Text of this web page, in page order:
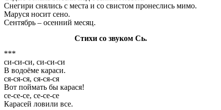
Снегири снялись с места и со свистом пронеслись мимо.
Маруся носит сено.
Сентябрь – осенний месяц.
Стихи со звуком Сь.
***
си-си-си, си-си-си
В водоёме караси.
ся-ся-ся, ся-ся-ся
Вот поймать бы карася!
се-се-се, се-се-се
Карасей ловили все.